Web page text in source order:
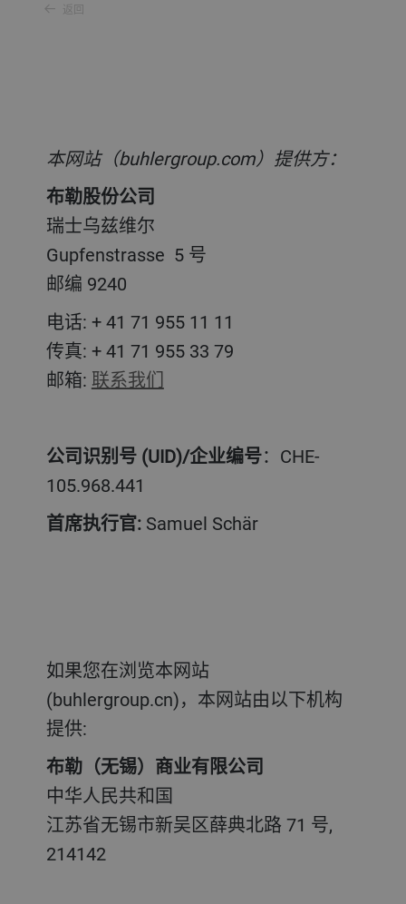
返回
本网站（buhlergroup.com）提供方：
布勒股份公司
瑞士乌兹维尔
Gupfenstrasse 5 号
邮编 9240
电话: + 41 71 955 11 11
传真: + 41 71 955 33 79
邮箱: 联系我们
公司识别号 (UID)/企业编号：CHE-
105.968.441
首席执行官:Samuel Schär
如果您在浏览本网站
(buhlergroup.cn)，本网站由以下机构
提供:
布勒（无锡）商业有限公司
中华人民共和国
江苏省无锡市新吴区薛典北路 71 号,
214142